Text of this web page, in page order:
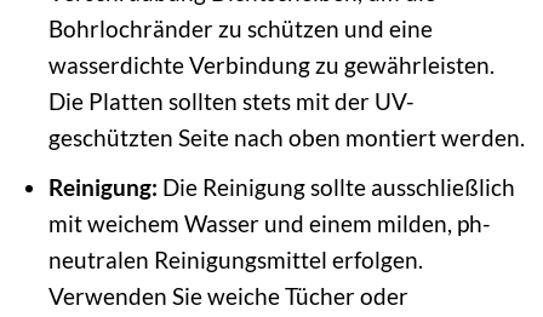
Bohrlochränder zu schützen und eine
wasserdichte Verbindung zu gewährleisten.
Die Platten sollten stets mit der UV-
geschützten Seite nach oben montiert werden.
Reinigung: Die Reinigung sollte ausschließlich
mit weichem Wasser und einem milden, ph-
neutralen Reinigungsmittel erfolgen.
Verwenden Sie weiche Tücher oder